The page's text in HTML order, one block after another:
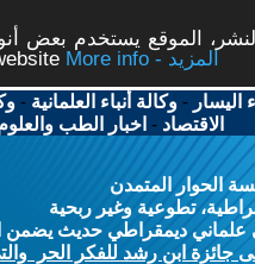
الموقع يستخدم بعض
More info - المزيد
اليسار -وكالة أنباء العلمانية -
الاقتصاد - اخبار الطب
الحوار المتمدن
تطوعية وغير ربحية
ديمقراطي حديث يضمن
جائزة ابن رشد للفكر الحر